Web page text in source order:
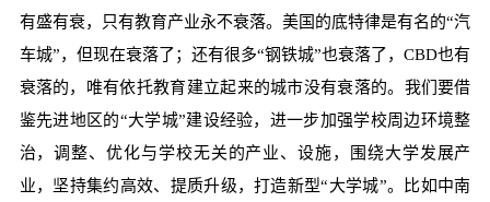
有盛有衰，只有教育产业永不衰落。美国的底特律是有名的“汽
车城”，但现在衰落了；还有很多“钢铁城”也衰落了，CBD也有
衰落的，唯有依托教育建立起来的城市没有衰落的。我们要借
鉴先进地区的“大学城”建设经验，进一步加强学校周边环境整
治，调整、优化与学校无关的产业、设施，围绕大学发展产
业，坚持集约高效、提质升级，打造新型“大学城”。比如中南